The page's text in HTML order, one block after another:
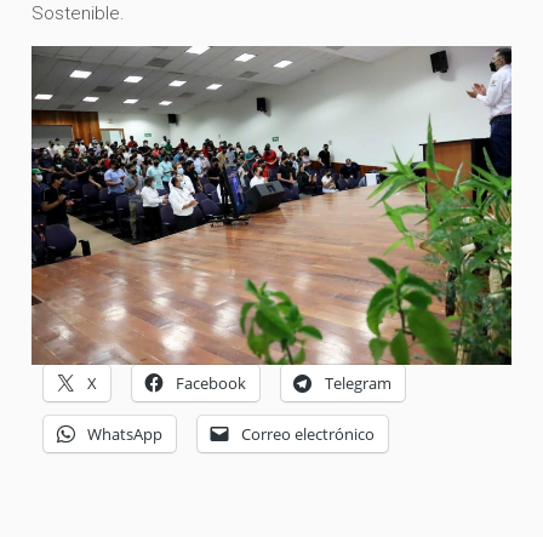
Sostenible.
X Facebook Telegram
WhatsApp Correo electrónico